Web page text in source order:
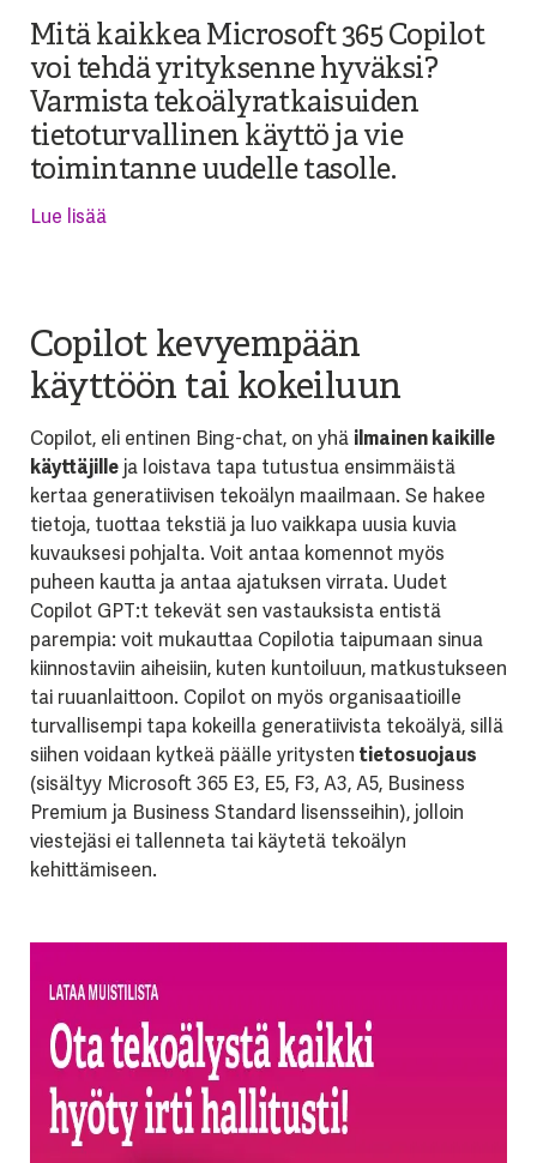
Mitä kaikkea Microsoft 365 Copilot
voi tehdä yrityksenne hyväksi?
Varmista tekoälyratkaisuiden
tietoturvallinen käyttö ja vie
toimintanne uudelle tasolle.
Lue lisää
Copilot kevyempään
käyttöön tai kokeiluun
Copilot, eli entinen Bing-chat, on yhä ilmainen kaikille
käyttäjilleja loistava tapa tutustua ensimmäistä
kertaa generatiivisen tekoälyn maailmaan. Se hakee
tietoja, tuottaa tekstiä ja luo vaikkapa uusia kuvia
kuvauksesi pohjalta. Voit antaa komennot myös
puheen kautta ja antaa ajatuksen virrata. Uudet
Copilot GPT:t tekevät sen vastauksista entistä
parempia: voit mukauttaa Copilotia taipumaan sinua
kiinnostaviin aiheisiin, kuten kuntoiluun, matkustukseen
tai ruuanlaittoon. Copilot on myös organisaatioille
turvallisempi tapa kokeilla generatiivista tekoälyä, sillä
siihen voidaan kytkeä päälle yritysten tietosuojaus
(sisältyy Microsoft 365 E3, E5, F3, A3, A5, Business
Premium ja Business Standard lisensseihin), jolloin
viestejäsi ei tallenneta tai käytetä tekoälyn
kehittämiseen.